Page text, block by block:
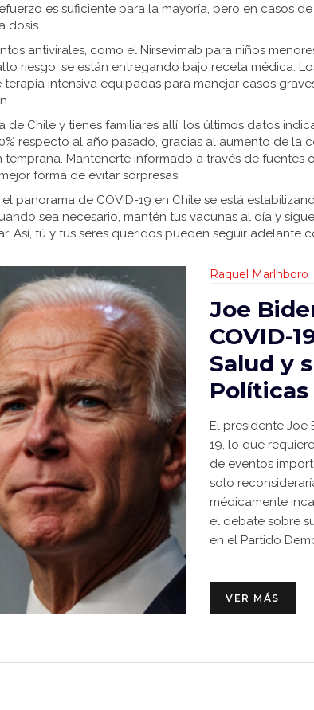
es suficiente para la mayoría, pero en casos
dosis.
antivirales, como el Nirsevimab para niños
riesgo, se están entregando bajo receta médica.
terapia intensiva equipadas para manejar casos
de Chile y tienes familiares allí, los últimos datos
respecto al año pasado, gracias al aumento de la
Mantenerte informado a través de fuentes
forma de evitar sorpresas.
el panorama de COVID-19 en Chile se está
sea necesario, mantén tus vacunas al día y
Así, tú y tus seres queridos pueden seguir
Raquel Marlhboro
Joe
COVID-
Salud y
Políticas
El presidente Joe
19, lo que
de eventos
solo
médicamente
el debate sobre
en el Partido
VER MÁS